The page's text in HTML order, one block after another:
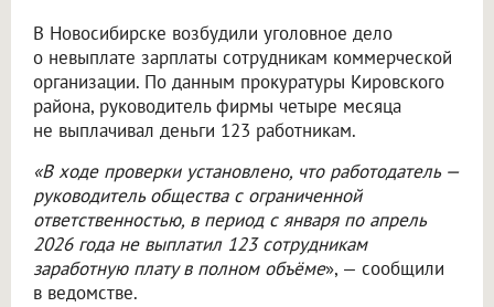
В Новосибирске возбудили уголовное дело
о невыплате зарплаты сотрудникам коммерческой
организации. По данным прокуратуры Кировского
района, руководитель фирмы четыре месяца
не выплачивал деньги 123 работникам.
«В ходе проверки установлено, что работодатель —
руководитель общества с ограниченной
ответственностью, в период с января по апрель
2026 года не выплатил 123 сотрудникам
заработную плату в полном объёме», — сообщили
в ведомстве.